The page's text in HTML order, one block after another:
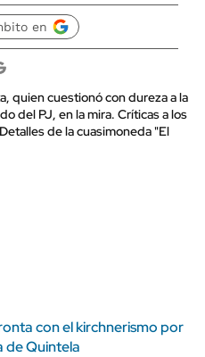
en
quien cuestionó con dureza a la
del PJ, en la mira. Críticas a los
de la cuasimoneda "El
con el kirchnerismo por
de Quintela